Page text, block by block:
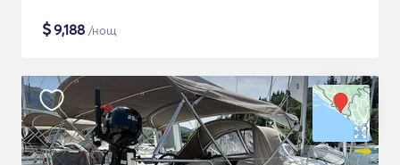
$9,188 /нощ